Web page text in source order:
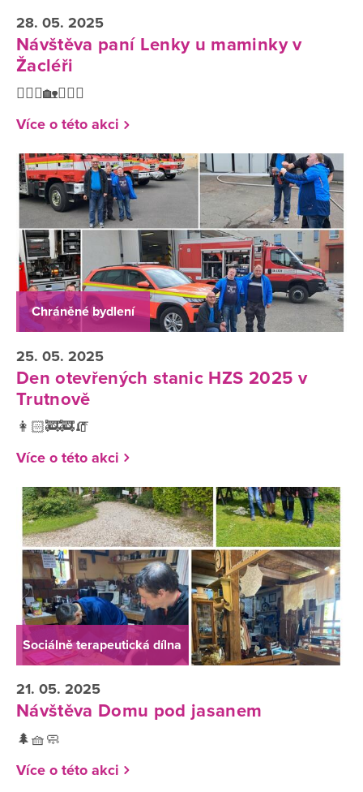
28. 05. 2025
Návštěva paní Lenky u maminky v
Žacléři
💁🏻‍♀️🏡🙋🏻‍♀️
Více o této akci
Chráněné bydlení
25. 05. 2025
Den otevřených stanic HZS 2025 v
Trutnově
👩🏻‍🚒🚒🧯
Více o této akci
Sociálně terapeutická dílna
21. 05. 2025
Návštěva Domu pod jasanem
🌲🧺🧼
Více o této akci